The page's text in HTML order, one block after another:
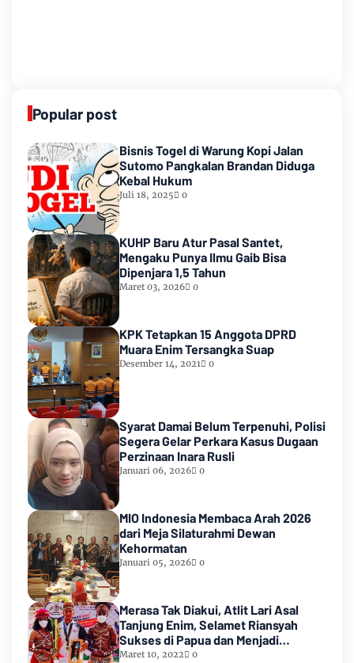
Popular post
Bisnis Togel di Warung Kopi Jalan
Sutomo Pangkalan Brandan Diduga
Kebal Hukum
Juli 18, 2025 0
KUHP Baru Atur Pasal Santet,
Mengaku Punya Ilmu Gaib Bisa
Dipenjara 1,5 Tahun
Maret 03, 2026 0
KPK Tetapkan 15 Anggota DPRD
Muara Enim Tersangka Suap
Desember 14, 2021 0
Syarat Damai Belum Terpenuhi, Polisi
Segera Gelar Perkara Kasus Dugaan
Perzinaan Inara Rusli
Januari 06, 2026 0
MIO Indonesia Membaca Arah 2026
dari Meja Silaturahmi Dewan
Kehormatan
Januari 05, 2026 0
Merasa Tak Diakui, Atlit Lari Asal
Tanjung Enim, Selamet Riansyah
Sukses di Papua dan Menjadi
Miliarder
Maret 10, 2022 0